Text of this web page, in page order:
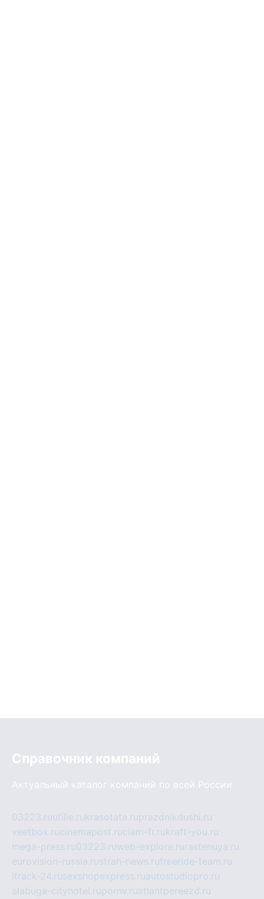
Справочник компаний
Актуальный каталог компаний по всей России
03223.ruufille.rukrasotata.ruprazdnikdushi.ru
veetbox.rucinemapost.ruciam-fr.rukraft-you.ru
mega-press.ru03223.ruweb-explore.ru rastenuya.ru
eurovision-russia.rustrah-news.rufreeride-team.ru
itrack-24.rusexshopexpress.ruautostudiopro.ru
alabuga-cityhotel.rupornv.ruatlantpereezd.ru